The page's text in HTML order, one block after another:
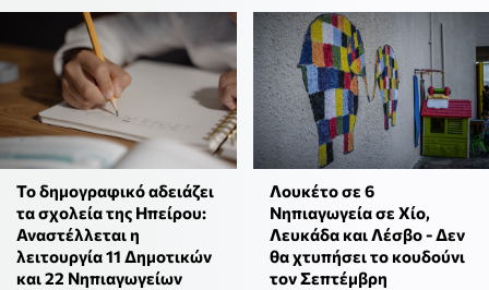
Το δημογραφικό αδειάζει
τα σχολεία της Ηπείρου:
Αναστέλλεται η
λειτουργία 11 Δημοτικών
και 22 Νηπιαγωγείων
Λουκέτο σε 6
Νηπιαγωγεία σε Χίο,
Λευκάδα και Λέσβο - Δεν
θα χτυπήσει το κουδούνι
τον Σεπτέμβρη